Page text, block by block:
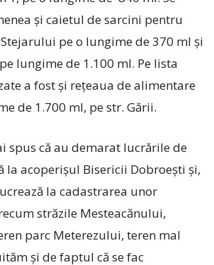
și caietul de sarcini pentru
pe o lungime de 370 ml și
lungime de 1.100 ml. Pe lista
a fost și rețeaua de alimentare
de 1.700 ml, pe str. Gării.
spus că au demarat lucrările de
la acoperișul Bisericii Dobroești și,
la cadastrarea unor
străzile Mesteacănului,
parc Meterezului, teren mal
și de faptul că se fac